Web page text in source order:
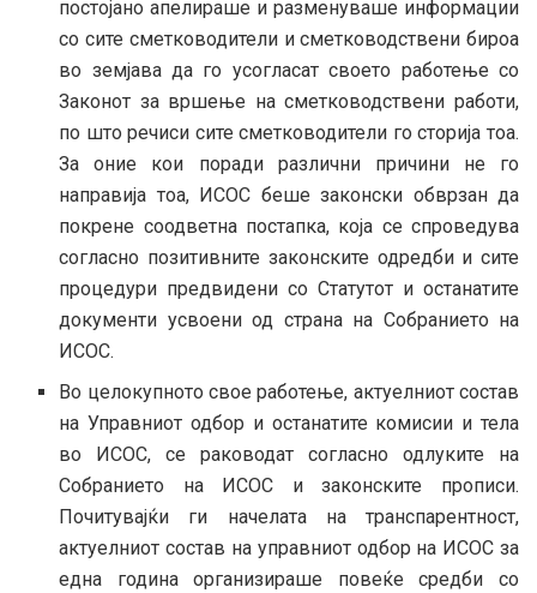
постојано апелираше и разменуваше информации
со сите сметководители и сметководствени бироа
во земјава да го усогласат своето работење со
Законот за вршење на сметководствени работи,
по што речиси сите сметководители го сторија тоа.
За оние кои поради различни причини не го
направија тоа, ИСОС беше законски обврзан да
покрене соодветна постапка, која се спроведува
согласно позитивните законските одредби и сите
процедури предвидени со Статутот и останатите
документи усвоени од страна на Собранието на
ИСОС.
Во целокупното свое работење, актуелниот состав
на Управниот одбор и останатите комисии и тела
во ИСОС, се раководат согласно одлуките на
Собранието на ИСОС и законските прописи.
Почитувајќи ги начелата на транспарентност,
актуелниот состав на управниот одбор на ИСОС за
една година организираше повеќе средби со